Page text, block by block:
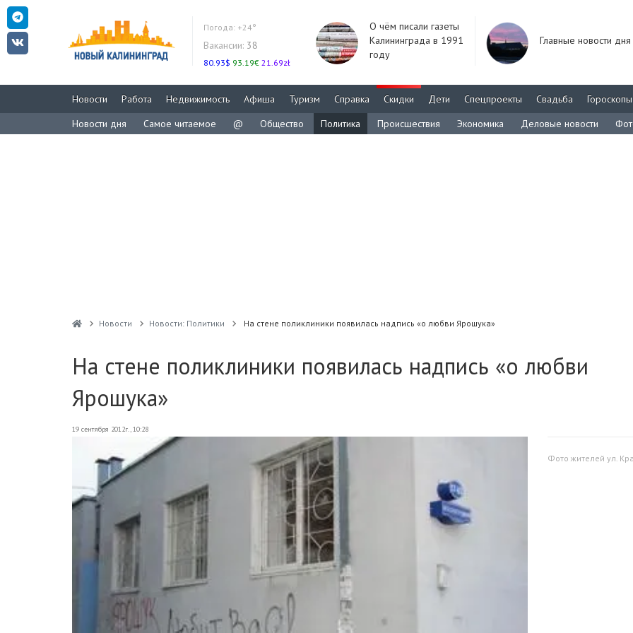
Погода: +24°
Вакансии: 38
80.93$ 93.19€ 21.69zł
О чём писали газеты
Калининграда в 1991
году
Главные новости дня
Новости Работа Недвижимость Афиша Туризм Справка Скидки Дети Спецпроекты Свадьба
Гороскопы
Новости дня
Самое читаемое @ Общество Политика Происшествия Экономика Деловые новости
Новости Новости: Политики На стене поликлиники появилась надпись «о любви Ярошука»
На стене поликлиники появилась надпись «о любви
Ярошука»
19 сентября 2012г., 10:28
Фото жителей ул.